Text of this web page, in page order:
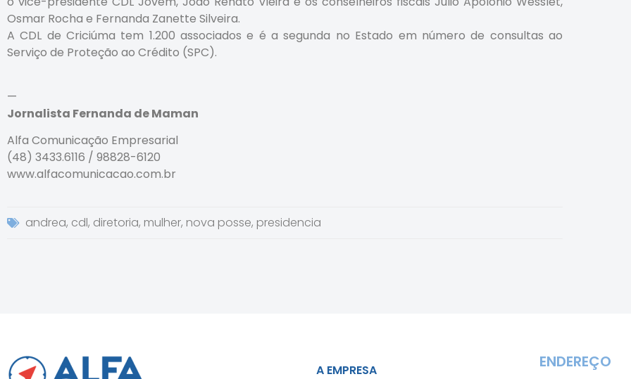
Osmar Rocha e Fernanda Zanette Silveira.
A CDL de Criciúma tem 1.200 associados e é a segunda no Estado em número de consultas ao
Serviço de Proteção ao Crédito (SPC).
—
Jornalista Fernanda de Maman
Alfa Comunicação Empresarial
(48) 3433.6116 / 98828-6120
www.alfacomunicacao.com.br
andrea, cdl, diretoria, mulher, nova posse, presidencia
A EMPRESA ENDEREÇO